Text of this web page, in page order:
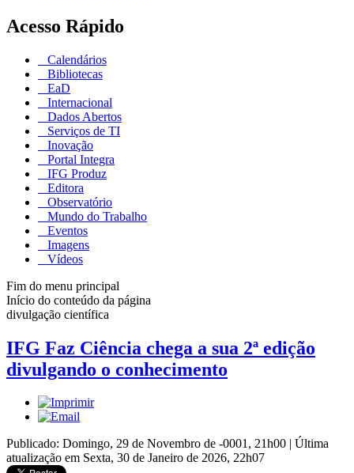
Acesso Rápido
Calendários
Bibliotecas
EaD
Internacional
Dados Abertos
Serviços de TI
Inovação
Portal Integra
IFG Produz
Editora
Observatório
Mundo do Trabalho
Eventos
Imagens
Vídeos
Fim do menu principal
Início do conteúdo da página
divulgação científica
IFG Faz Ciência chega a sua 2ª edição
divulgando o conhecimento
Publicado: Domingo, 29 de Novembro de -0001, 21h00 | Última
atualização em Sexta, 30 de Janeiro de 2026, 22h07